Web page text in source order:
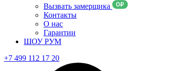
Вызвать замерщика
Контакты
О нас
Гарантии
ШОУ РУМ
+7 499 112 17 20